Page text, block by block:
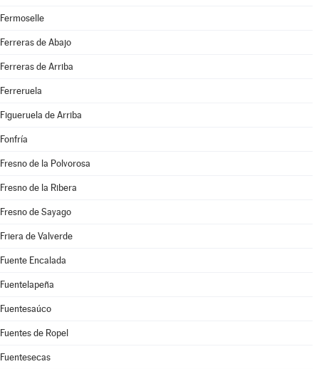
Fermoselle
Ferreras de Abajo
Ferreras de Arriba
Ferreruela
Figueruela de Arriba
Fonfría
Fresno de la Polvorosa
Fresno de la Ribera
Fresno de Sayago
Friera de Valverde
Fuente Encalada
Fuentelapeña
Fuentesaúco
Fuentes de Ropel
Fuentesecas